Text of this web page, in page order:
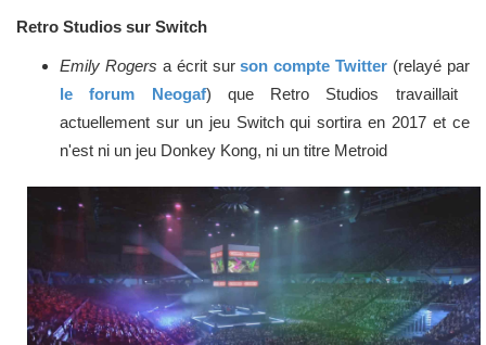
Retro Studios sur Switch
Emily Rogers a écrit surson compte Twitter (relayé par
le forum Neogaf) que Retro Studios travaillait
actuellement sur un jeu Switch qui sortira en 2017 et ce
n'est ni un jeu Donkey Kong, ni un titre Metroid